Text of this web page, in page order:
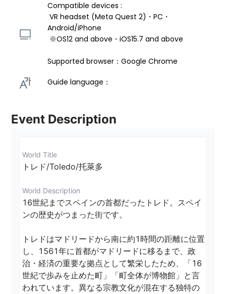
Compatible devices :
VR headset (Meta Quest 2)・PC・
Android/iPhone
※OS12 and above・iOS15.7 and above
Supported browser：Google Chrome
Guide language：
Event Description
World Title
トレド/Toledo/托萊多
World Description
16世紀までスペインの首都だったトレド。スペイ
ンの歴史がつまった街です。
トレドはマドリードから南に約1時間の距離に位置
し、1561年に首都がマドリードに移るまで、政
治・経済の重要な拠点として繁栄したため、「16
世紀で歩みを止めた町」「町全体が博物館」と言
われています。異なる宗教文化が混在する独特の